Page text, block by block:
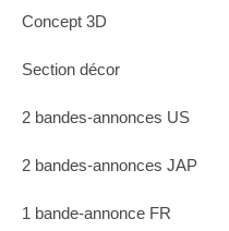
Concept 3D
Section décor
2 bandes-annonces US
2 bandes-annonces JAP
1 bande-annonce FR